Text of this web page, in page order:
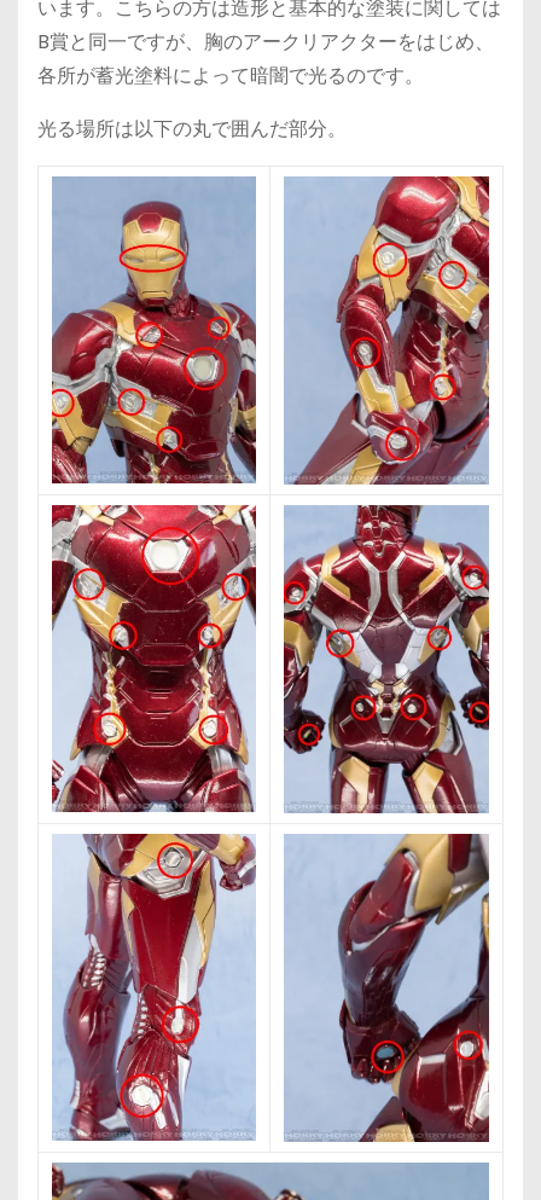
います。こちらの方は造形と基本的な塗装に関しては
B賞と同一ですが、胸のアークリアクターをはじめ、
各所が蓄光塗料によって暗闇で光るのです。
光る場所は以下の丸で囲んだ部分。